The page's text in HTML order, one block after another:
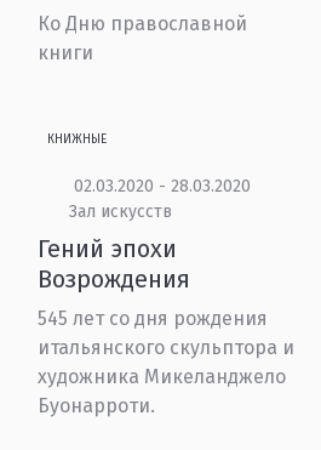
Ко Дню православной
книги
КНИЖНЫЕ
02.03.2020 - 28.03.2020
Зал искусств
Гений эпохи
Возрождения
545 лет со дня рождения
итальянского скульптора и
художника Микеланджело
Буонарроти.